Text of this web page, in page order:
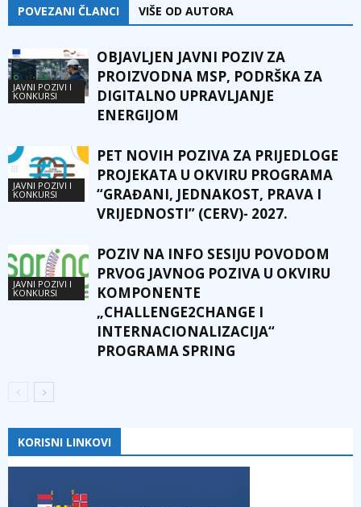
POVEZANI ČLANCI VIŠE OD AUTORA
JAVNI POZIVI I
KONKURSI
OBJAVLJEN JAVNI POZIV ZA
PROIZVODNA MSP, PODRŠKA ZA
DIGITALNO UPRAVLJANJE
ENERGIJOM
JAVNI POZIVI I
KONKURSI
PET NOVIH POZIVA ZA PRIJEDLOGE
PROJEKATA U OKVIRU PROGRAMA
“GRAĐANI, JEDNAKOST, PRAVA I
VRIJEDNOSTI” (CERV)- 2027.
JAVNI POZIVI I
KONKURSI
POZIV NA INFO SESIJU POVODOM
PRVOG JAVNOG POZIVA U OKVIRU
KOMPONENTE
„CHALLENGE2CHANGE I
INTERNACIONALIZACIJA“
PROGRAMA SPRING
KORISNI LINKOVI